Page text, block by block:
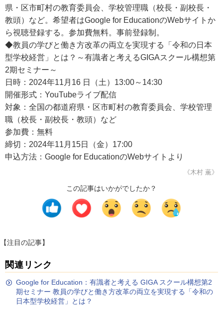
県・区市町村の教育委員会、学校管理職（校長・副校長・
教頭）など。希望者はGoogle for EducationのWebサイトか
ら視聴登録する。参加費無料。事前登録制。
◆教員の学びと働き方改革の両立を実現する「令和の日本
型学校経営」とは？～有識者と考えるGIGAスクール構想第
2期セミナー～
日時：2024年11月16 日（土）13:00～14:30
開催形式：YouTubeライブ配信
対象：全国の都道府県・区市町村の教育委員会、学校管理
職（校長・副校長・教頭）など
参加費：無料
締切：2024年11月15日（金）17:00
申込方法：Google for EducationのWebサイトより
《木村 薫》
この記事はいかがでしたか？
【注目の記事】
関連リンク
Google for Education：有識者と考える GIGA スクール構想第2
期セミナー 教員の学びと働き方改革の両立を実現する「令和の
日本型学校経営」とは？